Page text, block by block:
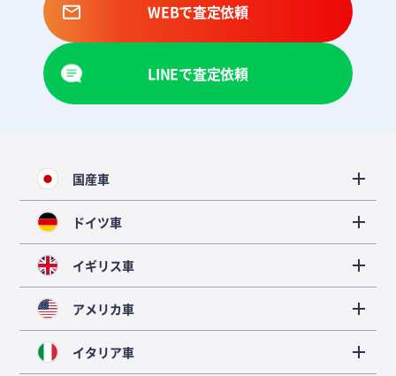
WEBで査定依頼
LINEで査定依頼
国産車
ドイツ車
イギリス車
アメリカ車
イタリア車